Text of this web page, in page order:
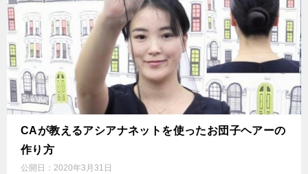
CAが教えるアシアナネットを使ったお団子ヘアーの
作り方
公開日： 2020年3月31日